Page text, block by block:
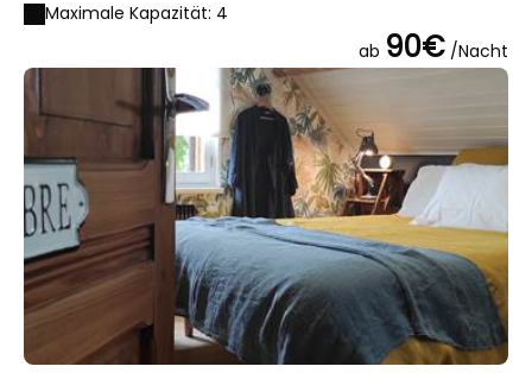
Maximale Kapazität: 4
ab 90€ /Nacht